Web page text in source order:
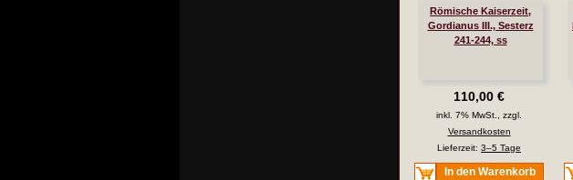
Römische Kaiserzeit,
Gordianus III., Sesterz
241-244, ss
110,00 €
inkl. 7% MwSt., zzgl.
Versandkosten
Lieferzeit: 3–5 Tage
In den Warenkorb